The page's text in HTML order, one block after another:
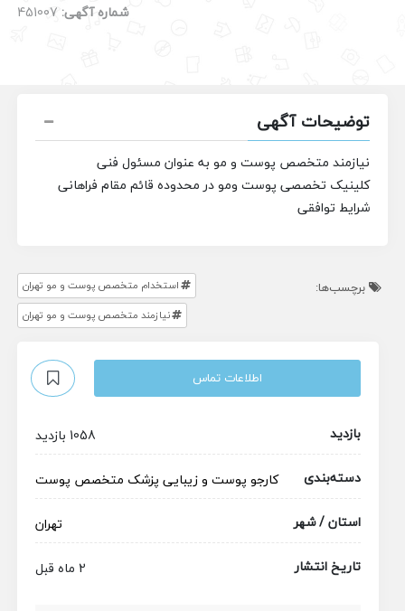
شماره آگهی: 451007
توضیحات آگهی
نیازمند متخصص پوست و مو به عنوان مسئول فنی
کلینیک تخصصی پوست ومو در محدوده قائم مقام فراهانی
شرایط توافقی
برچسب‌ها:
استخدام متخصص پوست و مو تهران
نیازمند متخصص پوست و مو تهران
اطلاعات تماس
بازدید
1058 بازدید
دسته‌بندی
کارجو پوست و زیبایی پزشک متخصص پوست
استان / شهر
تهران
تاریخ انتشار
2 ماه قبل